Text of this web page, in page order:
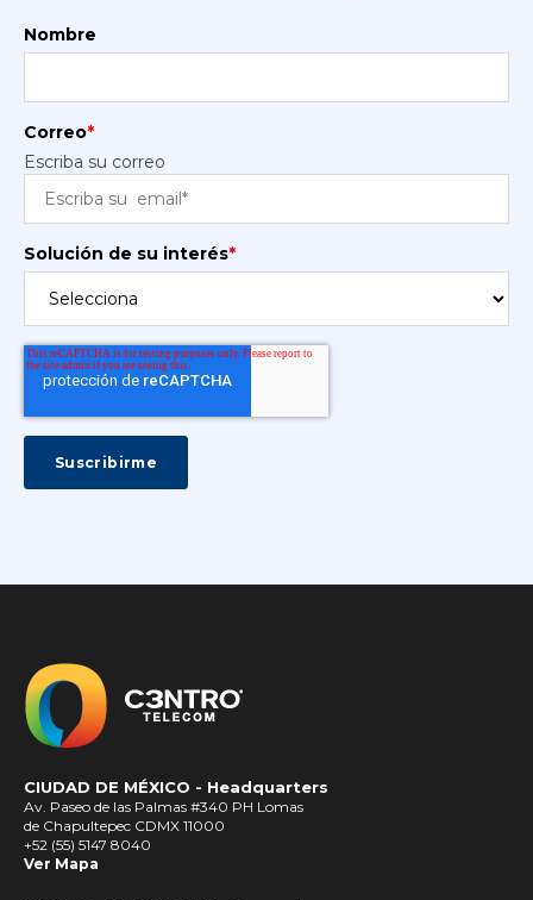
Nombre
Correo*
Escriba su correo
Solución de su interés*
CIUDAD DE MÉXICO - Headquarters
Av. Paseo de las Palmas #340 PH Lomas
de Chapultepec CDMX 11000
+52 (55) 5147 8040
Ver Mapa